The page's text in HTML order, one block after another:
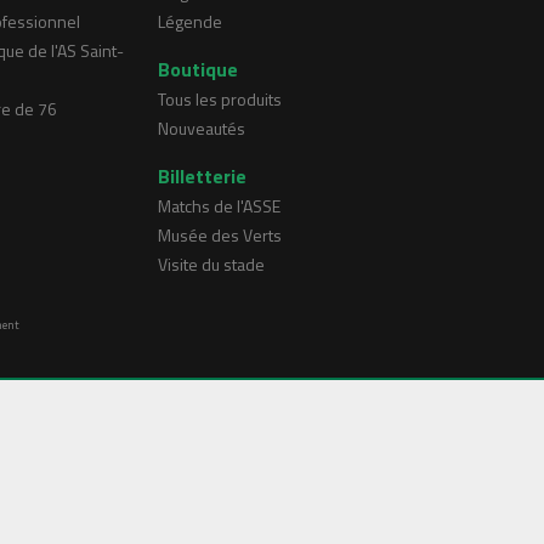
de l'AS Saint-
de 76
Légende
Boutique
Tous les produits
Nouveautés
Billetterie
Matchs de l'ASSE
Musée des Verts
Visite du stade